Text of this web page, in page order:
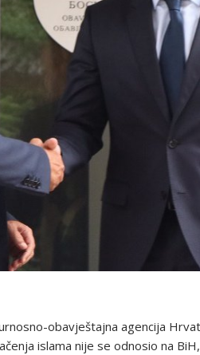
obavještajna agencija
islama nije se odnosio na